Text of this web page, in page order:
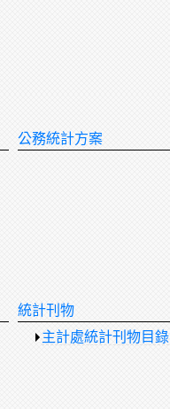
公務統計方案
統計刊物
主計處統計刊物目錄